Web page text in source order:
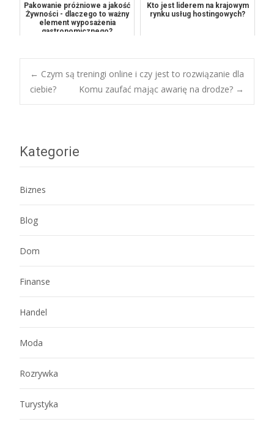
Pakowanie próżniowe a jakość
Żywności - dlaczego to ważny
element wyposażenia
gastronomicznego?
Kto jest liderem na krajowym
rynku usług hostingowych?
Post
← Czym są treningi online i czy jest to rozwiązanie dla
ciebie?
Komu zaufać mając awarię na drodze? →
Kategorie
Biznes
Blog
Dom
Finanse
Handel
Moda
Rozrywka
Turystyka